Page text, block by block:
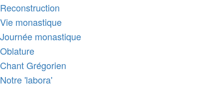
Reconstruction
Vie monastique
Journée monastique
Oblature
Chant Grégorien
Notre 'labora'